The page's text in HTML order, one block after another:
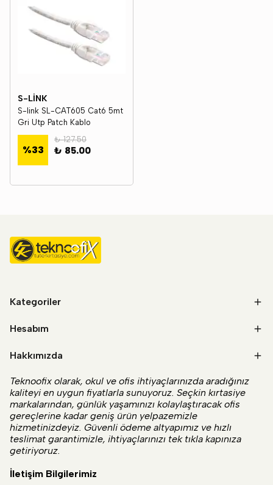
S-LİNK
S-link SL-CAT605 Cat6 5mt
Gri Utp Patch Kablo
%33
₺ 127.50
₺ 85.00
Kategoriler
Hesabım
Hakkımızda
Teknoofix olarak, okul ve ofis ihtiyaçlarınızda aradığınız
kaliteyi en uygun fiyatlarla sunuyoruz. Seçkin kırtasiye
markalarından, günlük yaşamınızı kolaylaştıracak ofis
gereçlerine kadar geniş ürün yelpazemizle
hizmetinizdeyiz. Güvenli ödeme altyapımız ve hızlı
teslimat garantimizle, ihtiyaçlarınızı tek tıkla kapınıza
getiriyoruz.
İletişim Bilgilerimiz